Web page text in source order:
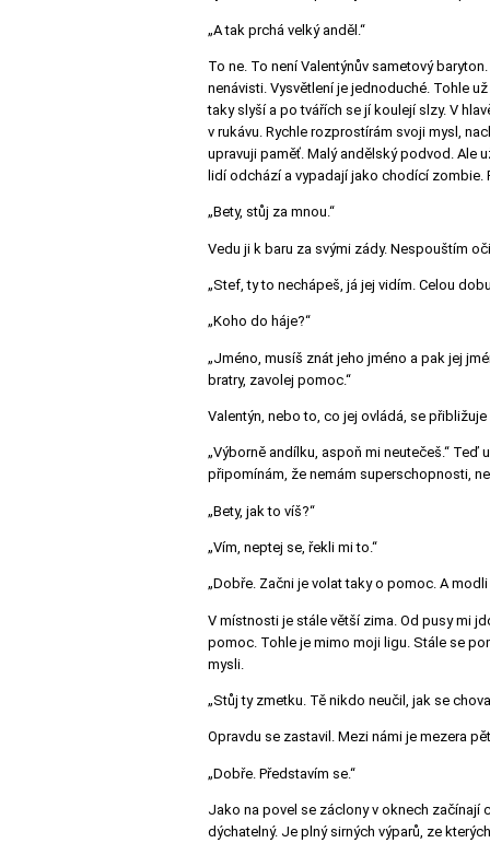
„A tak prchá velký anděl.“
To ne. To není Valentýnův sametový
nenávisti. Vysvětlení je jednoduché. Tohle
taky slyší a po tvářích se jí koulejí slzy. V
v rukávu. Rychle rozprostírám svoji mysl,
upravuji paměť. Malý andělský podvod. Ale
lidí odchází a vypadají jako chodící
„Bety, stůj za mnou.“
Vedu ji k baru za svými zády. Nespouštím
„Stef, ty to nechápeš, já jej vidím. Celou
„Koho do háje?“
„Jméno, musíš znát jeho jméno a pak jej
bratry, zavolej pomoc.“
Valentýn, nebo to, co jej ovládá, se
„Výborně andílku, aspoň mi neutečeš.“ Teď
připomínám, že nemám superschopnosti,
„Bety, jak to víš?“
„Vím, neptej se, řekli mi to.“
„Dobře. Začni je volat taky o pomoc. A modli
V místnosti je stále větší zima. Od pusy mi
pomoc. Tohle je mimo moji ligu. Stále se
mysli.
„Stůj ty zmetku. Tě nikdo neučil, jak se
Opravdu se zastavil. Mezi námi je mezera
„Dobře. Představím se.“
Jako na povel se záclony v oknech začínají
dýchatelný. Je plný sirných výparů, ze